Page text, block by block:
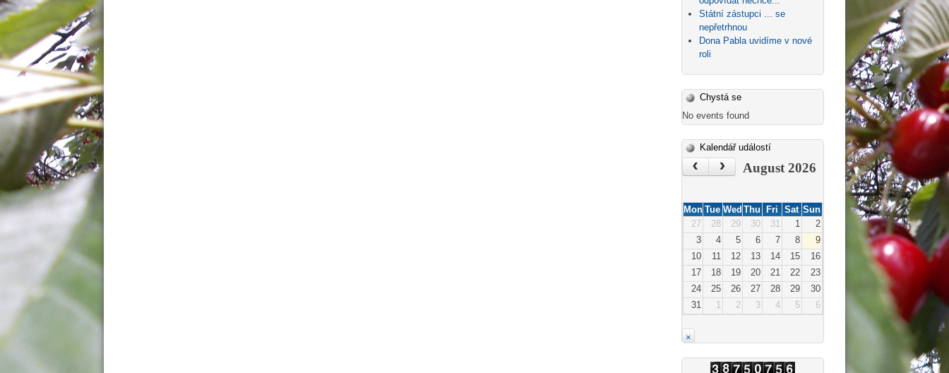
Státní zástupci ... se
nepřetrhnou
Dona Pabla uvidíme v nové
roli
Chystá se
No events found
Kalendář událostí
‹ › August 2026
Mon Tue Wed Thu Fri Sat Sun
27
28 29 30 31 1
2
3
4 5 6 7 8
9
10
11 12 13 14 15
16
17
18 19 20 21 22
23
24
25 26 27 28 29
30
31
1 2 3 4 5 6
×